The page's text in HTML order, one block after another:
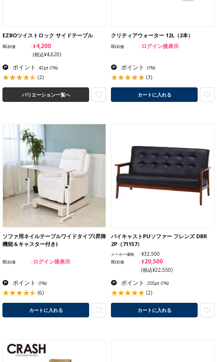
EZBOツイストロック サイドテーブル
BG卸価 ¥4,200
(税込¥4,620)
ポイント : 42pt (1%)
(2)
バリエーション一覧へ
クリティアウォーター 12L（2本）
BG卸価 ログイン後表示
ポイント :(1%)
(3)
カートに入れる
ソファ用ネイルテーブルワイドタイプ(昇降
機能＆キャスター付き)
BG卸価 ログイン後表示
ポイント :(1%)
(6)
カートに入れる
バイキャストPUソファー フレンズ DBR
2P（71157）
メーカー価格 ¥32,500
BG卸価 ¥20,500
(税込¥22,550)
ポイント : 205pt (1%)
(2)
カートに入れる